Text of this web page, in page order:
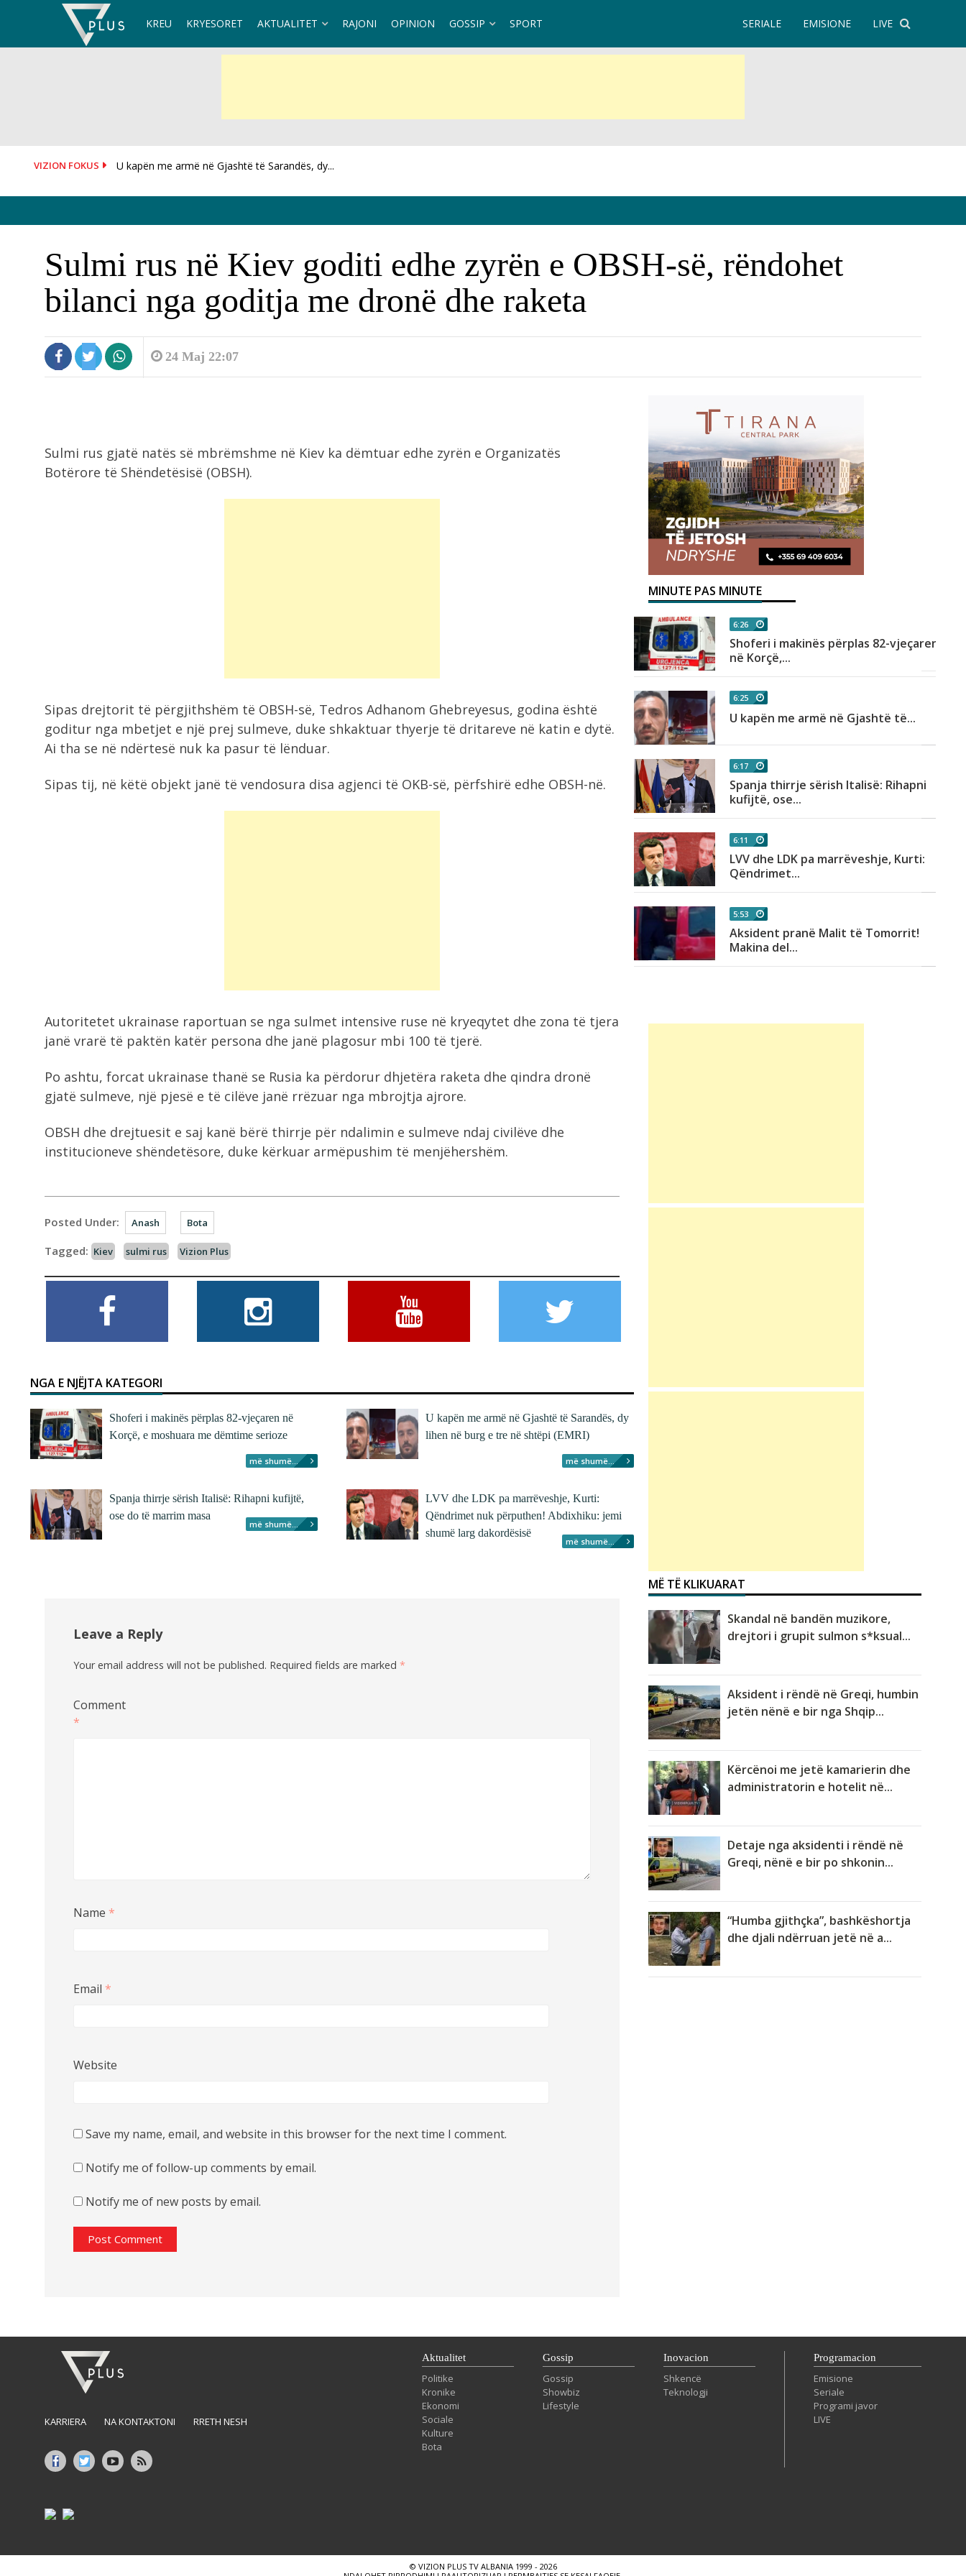
KREU KRYESORET AKTUALITET RAJONI OPINION GOSSIP SPORT LIVE
EMISIONE
SERIALE
VIZION FOKUS U kapën me armë në Gjashtë të Sarandës, dy...
Spanja thirrje sërish Italisë: Rihapni kufijtë, ose do të...
Sulmi rus në Kiev goditi edhe zyrën e OBSH-së, rëndohet
bilanci nga goditja me dronë dhe raketa
24 Maj 22:07
Sulmi rus gjatë natës së mbrëmshme në Kiev ka dëmtuar edhe zyrën e Organizatës
Botërore të Shëndetësisë (OBSH).
Sipas drejtorit të përgjithshëm të OBSH-së, Tedros Adhanom Ghebreyesus, godina është
goditur nga mbetjet e një prej sulmeve, duke shkaktuar thyerje të dritareve në katin e dytë.
Ai tha se në ndërtesë nuk ka pasur të lënduar.
Sipas tij, në këtë objekt janë të vendosura disa agjenci të OKB-së, përfshirë edhe OBSH-në.
Autoritetet ukrainase raportuan se nga sulmet intensive ruse në kryeqytet dhe zona të tjera
janë vrarë të paktën katër persona dhe janë plagosur mbi 100 të tjerë.
Po ashtu, forcat ukrainase thanë se Rusia ka përdorur dhjetëra raketa dhe qindra dronë
gjatë sulmeve, një pjesë e të cilëve janë rrëzuar nga mbrojtja ajrore.
OBSH dhe drejtuesit e saj kanë bërë thirrje për ndalimin e sulmeve ndaj civilëve dhe
institucioneve shëndetësore, duke kërkuar armëpushim të menjëhershëm.
Posted Under: Anash Bota
Tagged: Kiev sulmi rus Vizion Plus
NGA E NJËJTA KATEGORI
Shoferi i makinës përplas 82-vjeçaren në
Korçë, e moshuara me dëmtime serioze
më shumë...
U kapën me armë në Gjashtë të Sarandës, dy
lihen në burg e tre në shtëpi (EMRI)
më shumë...
Spanja thirrje sërish Italisë: Rihapni kufijtë,
ose do të marrim masa
më shumë...
LVV dhe LDK pa marrëveshje, Kurti:
Qëndrimet nuk përputhen! Abdixhiku: jemi
shumë larg dakordësisë
më shumë...
Leave a Reply
Your email address will not be published. Required fields are marked *
Comment
*
Name *
Email *
Website
Save my name, email, and website in this browser for the next time I comment.
Notify me of follow-up comments by email.
Notify me of new posts by email.
MINUTE PAS MINUTE
LVV e LDK dështojnë të arrijnë
marrëveshje...
A e zvogëlon vërtet deti stresin
Reali, dy goditje në pak orë! Blen...
Zelensky viziton nesër Serbinë, takim
me Vuçiç...
Salah, “faraon” në Trabzon, egjiptiani
Akt heroik, pronari i kafenesë hidhet
6:26
Shoferi i makinës përplas 82-vjeçaren
në Korçë,...
6:25
U kapën me armë në Gjashtë të...
6:17
Spanja thirrje sërish Italisë: Rihapni
kufijtë, ose...
6:11
LVV dhe LDK pa marrëveshje, Kurti:
Qëndrimet...
5:53
Aksident pranë Malit të Tomorrit!
Makina del...
MË TË KLIKUARAT
Skandal në bandën muzikore,
drejtori i grupit sulmon s*ksual...
Aksident i rëndë në Greqi, humbin
jetën nënë e bir nga Shqip...
Kërcënoi me jetë kamarierin dhe
administratorin e hotelit në...
Detaje nga aksidenti i rëndë në
Greqi, nënë e bir po shkonin...
“Humba gjithçka”, bashkëshortja
dhe djali ndërruan jetë në a...
KARRIERA NA KONTAKTONI RRETH NESH
Aktualitet
Politike
Kronike
Ekonomi
Sociale
Kulture
Bota
Gossip
Gossip
Showbiz
Lifestyle
Inovacion
Shkencë
Teknologji
Programacion
Emisione
Seriale
Programi javor
LIVE
© VIZION PLUS TV ALBANIA 1999 - 2026